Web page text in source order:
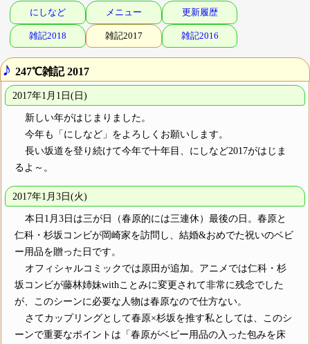
にしなど メニュー 更新履歴
雑記2018 雑記2017 雑記2016
♪ 247℃雑記 2017
2017年1月1日(日)
新しい年がはじまりました。
今年も「にしなど」をよろしくお願いします。
長い坂道を登り続けて今年で十年目、にしなど2017がはじま
るよ～。
2017年1月3日(火)
本日1月3日は三が日（春原的には三連休）最後の日。春原と
仁科・杉坂コンビが岡崎家を訪問し、結婚&おめでた祝いのベビ
ー用品を贈った日です。
オフィシャルコミックでは原田が追加。アニメでは仁科・杉
坂コンビが藤林姉妹withことみに変更されて非常に残念でした
が、このシーンに必要な人物は春原なので仕方ない。
さてカップリングとして春原×杉坂を推す私としては、このシ
ーンで重要なポイントは「春原がベビー用品の入った包みを床